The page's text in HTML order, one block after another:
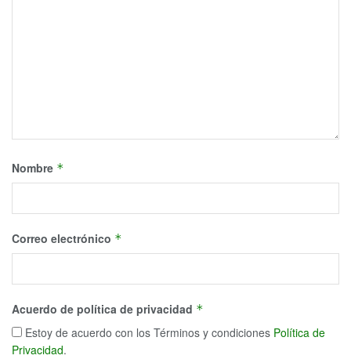
Nombre *
Correo electrónico *
Acuerdo de política de privacidad *
Estoy de acuerdo con los Términos y condiciones Política de
Privacidad.